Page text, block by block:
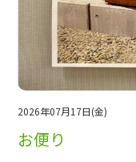
2026年07月17日(金)
お便り